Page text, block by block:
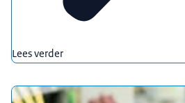
Lees verder